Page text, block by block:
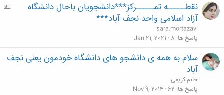
P
نقطـــــه تمـــــرکز***دانشجویان باحال دانشگاه
آزاد اسلامی واحد نجف آباد***
sara.mortazavi
پاسخ ها 8
Jan 21, 2021
سلام به همه ی دانشجو های دانشگاه خودمون یعنی نجف
آباد
خانم کریمی
پاسخ ها 62
Nov 9, 2014